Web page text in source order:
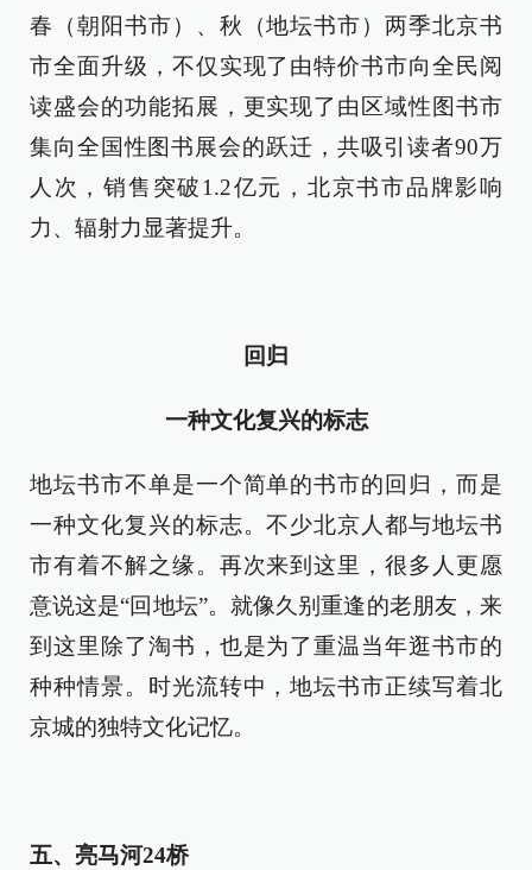
春（朝阳书市）、秋（地坛书市）两季北京书
市全面升级，不仅实现了由特价书市向全民阅
读盛会的功能拓展，更实现了由区域性图书市
集向全国性图书展会的跃迁，共吸引读者90万
人次，销售突破1.2亿元，北京书市品牌影响
力、辐射力显著提升。
回归
一种文化复兴的标志
地坛书市不单是一个简单的书市的回归，而是
一种文化复兴的标志。不少北京人都与地坛书
市有着不解之缘。再次来到这里，很多人更愿
意说这是“回地坛”。就像久别重逢的老朋友，来
到这里除了淘书，也是为了重温当年逛书市的
种种情景。时光流转中，地坛书市正续写着北
京城的独特文化记忆。
五、亮马河24桥